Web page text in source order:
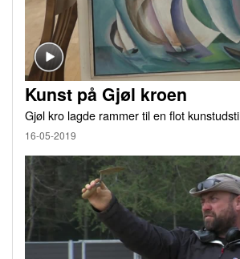
Kunst på Gjøl kroen
Gjøl kro lagde rammer til en flot
16-05-2019